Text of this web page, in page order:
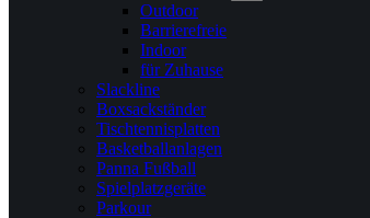
Outdoor
Barrierefreie
Indoor
für Zuhause
Slackline
Boxsackständer
Tischtennisplatten
Basketballanlagen
Panna Fußball
Spielplatzgeräte
Parkour